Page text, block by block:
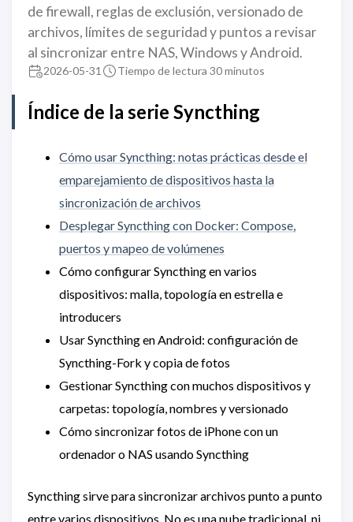
de firewall, reglas de exclusión, versionado de
archivos, límites de seguridad y puntos a revisar
al sincronizar entre NAS, Windows y Android.
2026-05-31 Tiempo de lectura 30 minutos
Índice de la serie Syncthing
Cómo usar Syncthing: notas prácticas desde el
emparejamiento de dispositivos hasta la
sincronización de archivos
Desplegar Syncthing con Docker: Compose,
puertos y mapeo de volúmenes
Cómo configurar Syncthing en varios
dispositivos: malla, topología en estrella e
introducers
Usar Syncthing en Android: configuración de
Syncthing-Fork y copia de fotos
Gestionar Syncthing con muchos dispositivos y
carpetas: topología, nombres y versionado
Cómo sincronizar fotos de iPhone con un
ordenador o NAS usando Syncthing
Syncthing sirve para sincronizar archivos punto a punto
entre varios dispositivos. No es una nube tradicional, ni